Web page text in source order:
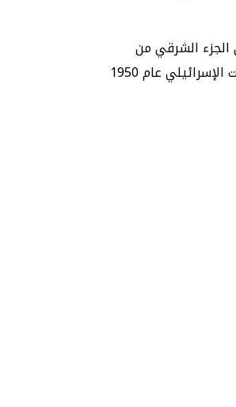
900 عقار فلسطيني، معظمها يقع في الجزء الشرقي من
القدس وتعود ملكية هذه العقارات لفلسطينيين تم تهجيرهم من المدينة بعد احتلالها عام 1967، وذلك وفقًا لقانون “أملاك الغائبين” الذي أقره الكنيست الإسرائيلي عام 1950